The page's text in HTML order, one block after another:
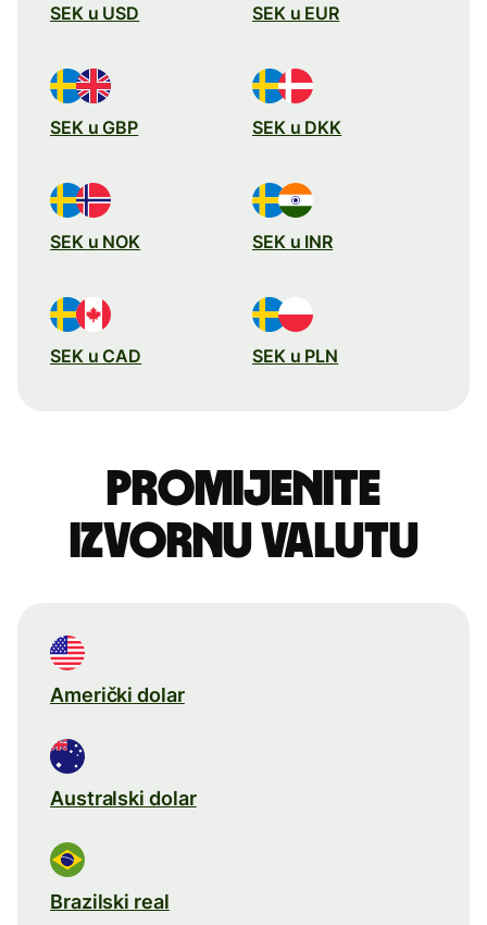
SEK u USD SEK u EUR
SEK u GBP SEK u DKK
SEK u NOK SEK u INR
SEK u CAD SEK u PLN
Promijenite
izvornu valutu
Američki dolar
Australski dolar
Brazilski real